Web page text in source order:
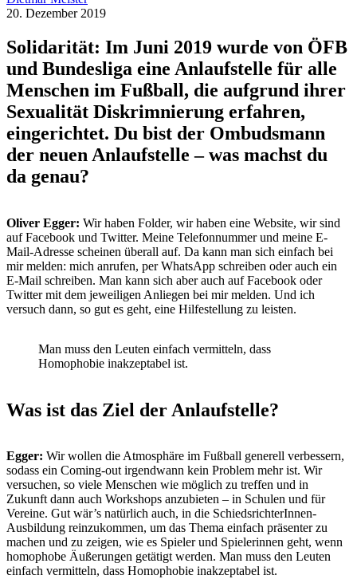
20. Dezember 2019
Solidarität: Im Juni 2019 wurde von ÖFB
und Bundesliga eine Anlaufstelle für alle
Menschen im Fußball, die aufgrund ihrer
Sexualität Diskrimnierung erfahren,
eingerichtet. Du bist der Ombudsmann
der neuen Anlaufstelle – was machst du
da genau?
Oliver Egger: Wir haben Folder, wir haben eine Website, wir sind
auf Facebook und Twitter. Meine Telefonnummer und meine E-
Mail-Adresse scheinen überall auf. Da kann man sich einfach bei
mir melden: mich anrufen, per WhatsApp schreiben oder auch ein
E-Mail schreiben. Man kann sich aber auch auf Facebook oder
Twitter mit dem jeweiligen Anliegen bei mir melden. Und ich
versuch dann, so gut es geht, eine Hilfestellung zu leisten.
Man muss den Leuten einfach vermitteln, dass
Homophobie inakzeptabel ist.
Was ist das Ziel der Anlaufstelle?
Egger: Wir wollen die Atmosphäre im Fußball generell verbessern,
sodass ein Coming-out irgendwann kein Problem mehr ist. Wir
versuchen, so viele Menschen wie möglich zu treffen und in
Zukunft dann auch Workshops anzubieten – in Schulen und für
Vereine. Gut wär’s natürlich auch, in die SchiedsrichterInnen-
Ausbildung reinzukommen, um das Thema einfach präsenter zu
machen und zu zeigen, wie es Spieler und Spielerinnen geht, wenn
homophobe Äußerungen getätigt werden. Man muss den Leuten
einfach vermitteln, dass Homophobie inakzeptabel ist.